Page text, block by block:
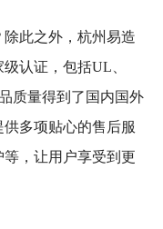
除此之外，杭州易造
认证，包括UL、
质量得到了国内国外
多项贴心的售后服
，让用户享受到更